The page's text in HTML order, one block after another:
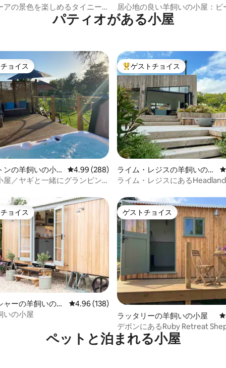
アの景色を楽しめるタイニー
居心地の良い羊飼いの小屋：ビ
徒歩5分
パティオがある小屋
中5つ星の平均評価
ストチョイスです。
ョイス
ンの羊飼いの小 レビュー288件、5つ星中4.99つ星の平均評価
4.99 (288)
屋／ヤギと一緒にグランピン
大好評のゲストチョイスです。
ゲストチョイス
ライム・レジスの羊飼いの小
屋
ライム・レジスにあるHeadland
つ星の平均評価
ストチョイスです。
ョイス
ャーの羊飼いの小 レビュー138件、5つ星中4.96つ星の平均評価
4.96 (138)
いの小屋
ゲストチョイス
ゲストチョイス
ラッタリーの羊飼いの小屋
デボンにあるRuby Retreat
Hut
ペットと泊まれる小屋